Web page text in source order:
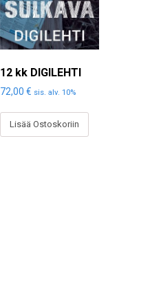
12 kk DIGILEHTI
72,00 € sis. alv. 10%
Lisää Ostoskoriin